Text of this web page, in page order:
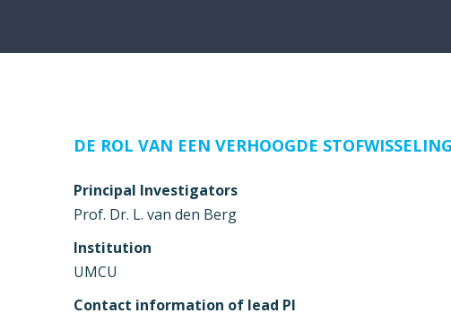
DE ROL VAN EEN VERHOOGDE
Principal Investigators
Prof. Dr. L. van den Berg
Institution
UMCU
Contact information of lead PI